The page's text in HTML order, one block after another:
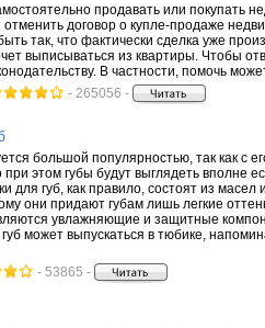
продавать или покупать
договор о купле-продаже
так, что фактически сделка уже
выписываться из квартиры. Чтобы
В частности, помочь
- 265056 -
большой популярностью, так как с
при этом губы будут выглядеть вполне
для губ, как правило, состоят из масел
они придают губам лишь легкие
увлажняющие и защитные
может выпускаться в тюбике,
- 53865 -